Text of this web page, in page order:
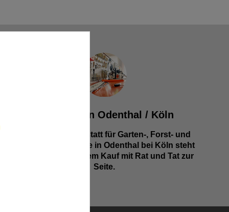
Werkstatt in Odenthal / Köln
Unsere Fachwerkstatt für Garten-, Forst- und
Landtechnik- Geräte in Odenthal bei Köln steht
Ihnen auch nach dem Kauf mit Rat und Tat zur
Seite.